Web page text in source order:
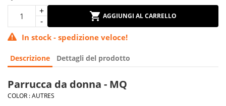
AGGIUNGI AL CARRELLO
In stock - spedizione veloce!
Descrizione Dettagli del prodotto
Parrucca da donna - MQ
COLOR : AUTRES